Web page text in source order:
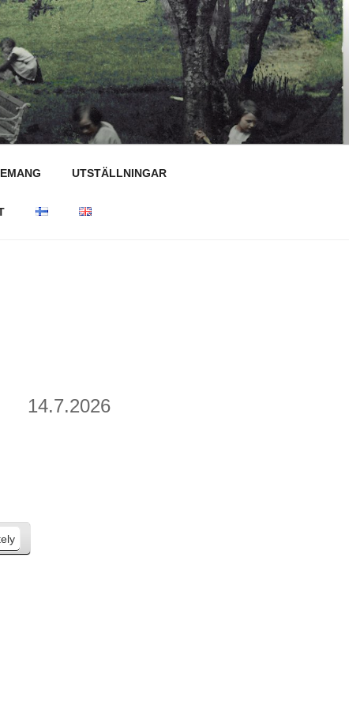
UTSTÄLLNINGAR
14.7.2026